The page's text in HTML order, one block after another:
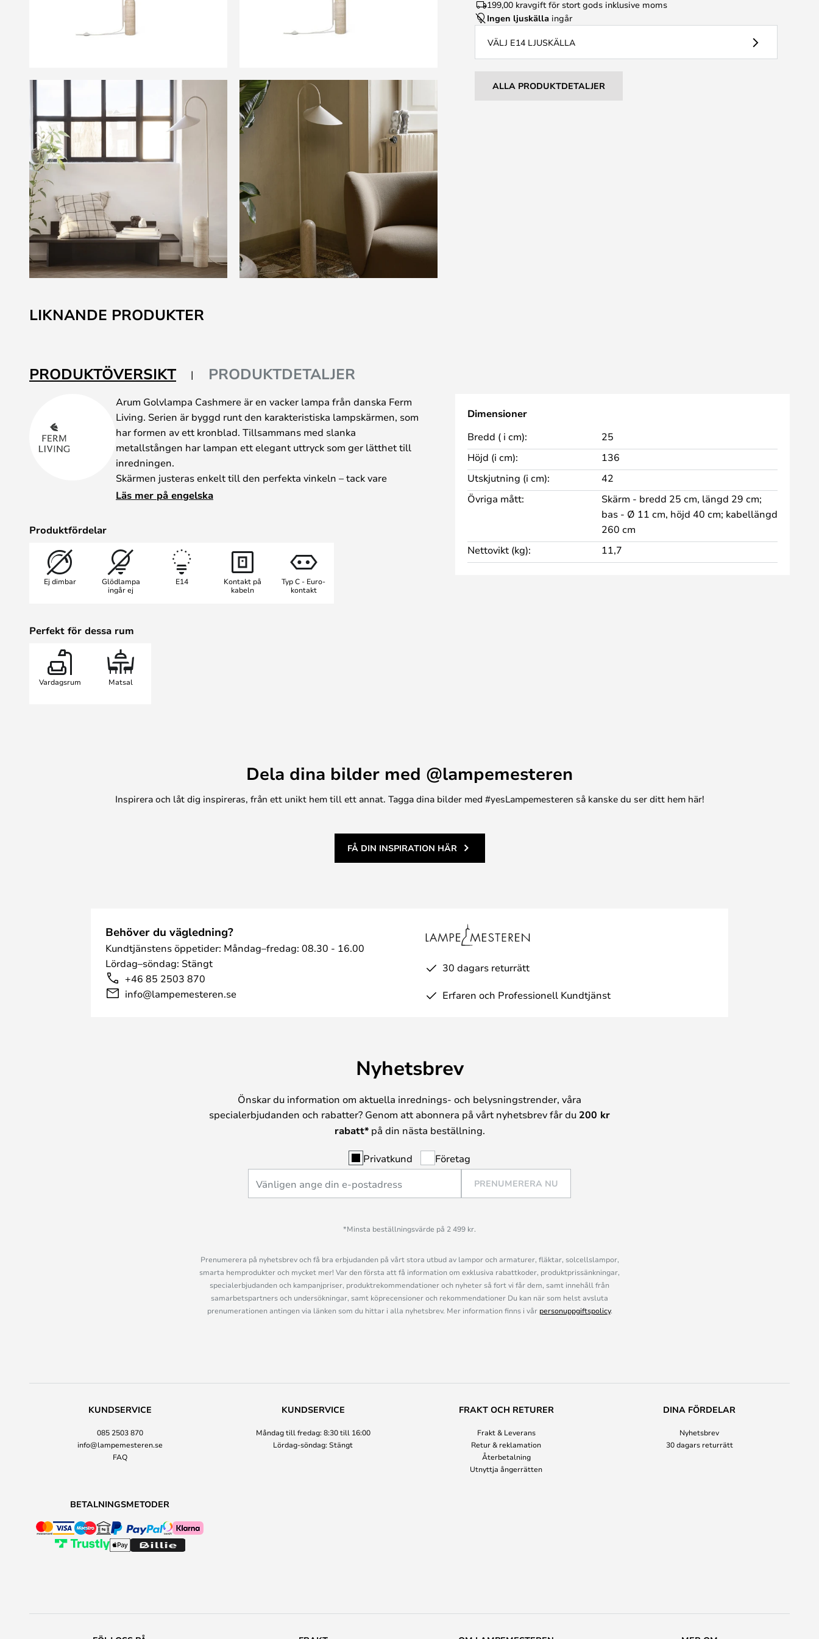
till
början
199,00 kravgift för stort gods inklusive moms
Ingen ljuskälla ingår
VÄLJ E14 LJUSKÄLLA
ALLA PRODUKTDETALJER
LIKNANDE PRODUKTER
PRODUKTÖVERSIKT PRODUKTDETALJER
Arum Golvlampa Cashmere är en vacker lampa från danska Ferm
Living. Serien är byggd runt den karakteristiska lampskärmen, som
har formen av ett kronblad. Tillsammans med slanka
metallstången har lampan ett elegant uttryck som ger lätthet till
inredningen.
Skärmen justeras enkelt till den perfekta vinkeln – tack vare
skärmens ljusa insida reflekteras ljuset och ger omgivningen ett
Välj mellan en Arum i svart med en krämfärgad innerskärm, eller i
beige med vit innerskärm –, där du hittar både golv, bords och
vägglampa.
Läs mer på engelska
Produktfördelar
Ej dimbar
Glödlampa
ingår ej
E14
Kontakt på
kabeln
Typ C - Euro-
kontakt
Perfekt för dessa rum
Vardagsrum Matsal
Dimensioner
Bredd ( i cm):
25
Höjd (i cm):
136
Utskjutning (i cm):
42
Övriga mått:
Skärm - bredd 25 cm, längd 29 cm;
bas - Ø 11 cm, höjd 40 cm; kabellängd
260 cm
Nettovikt (kg):
11,7
Dela dina bilder med @lampemesteren
Inspirera och låt dig inspireras, från ett unikt hem till ett annat. Tagga dina bilder med #yesLampemesteren så kanske du ser ditt hem här!
FÅ DIN INSPIRATION HÄR
Behöver du vägledning?
Kundtjänstens öppetider: Måndag–fredag: 08.30 - 16.00
Lördag–söndag: Stängt
+46 85 2503 870
info@lampemesteren.se
30 dagars returrätt
Erfaren och Professionell Kundtjänst
Nyhetsbrev
Önskar du information om aktuella inrednings- och belysningstrender, våra
specialerbjudanden och rabatter? Genom att abonnera på vårt nyhetsbrev får du 200 kr
rabatt*på din nästa beställning.
Privatkund Företag
PRENUMERERA NU
*Minsta beställningsvärde på 2 499 kr.
Prenumerera på nyhetsbrev och få bra erbjudanden på vårt stora utbud av lampor och armaturer, fläktar, solcellslampor,
smarta hemprodukter och mycket mer! Var den första att få information om exklusiva rabattkoder, produktprissänkningar,
specialerbjudanden och kampanjpriser, produktrekommendationer och nyheter så fort vi får dem, samt innehåll från
samarbetspartners och undersökningar, samt köprecensioner och rekommendationer Du kan när som helst avsluta
prenumerationen antingen via länken som du hittar i alla nyhetsbrev. Mer information finns i vår personuppgiftspolicy.
KUNDSERVICE
085 2503 870
info@lampemesteren.se
FAQ
KUNDSERVICE
Måndag till fredag: 8:30 till 16:00
Lördag-söndag: Stängt
FRAKT OCH RETURER
Frakt & Leverans
Retur & reklamation
Återbetalning
Utnyttja ångerrätten
DINA FÖRDELAR
Nyhetsbrev
30 dagars returrätt
BETALNINGSMETODER